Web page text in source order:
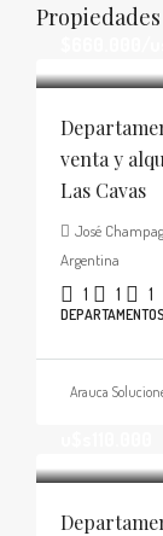
venta y
Las Cavas
José
Argentina
1 1 1
DEPARTAMENTOS
Arauca